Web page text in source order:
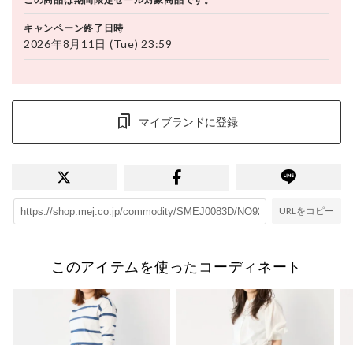
キャンペーン終了日時
2026年8月11日 (Tue) 23:59
マイブランドに登録
URLをコピー
このアイテムを使ったコーディネート